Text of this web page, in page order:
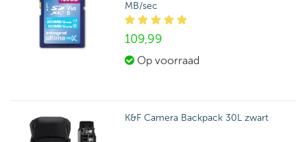
MB/sec
109,99
Op voorraad
K&F Camera Backpack 30L zwart